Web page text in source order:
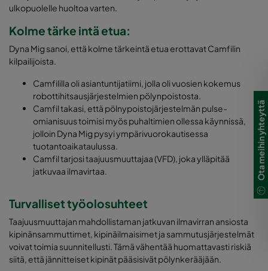
ulkopuolelle huoltoa varten.
Kolme tärke intä etua:
Dyna Mig sanoi, että kolme tärkeintä etua erottavat Camfilin
kilpailijoista.
Camfililla oli asiantuntijatiimi, jolla oli vuosien kokemus
robottihitsausjärjestelmien pölynpoistosta.
Camfil takasi, että pölnypoistojärjestelmän pulse-
omianisuus toimisi myös puhaltimien ollessa käynnissä,
jolloin Dyna Mig pysyi ympärivuorokautisessa
tuotantoaikataulussa.
Camfil tarjosi taajuusmuuttajaa (VFD), joka ylläpitää
jatkuvaa ilmavirtaa.
Turvalliset työolosuhteet
Taajuusmuuttajan mahdollistaman jatkuvan ilmavirran ansiosta
kipinänsammuttimet, kipinäilmaisimet ja sammutusjärjestelmät
voivat toimia suunnitellusti. Tämä vähentää huomattavasti riskiä
siitä, että jännitteiset kipinät pääsisivät pölynkerääjään.
Ota meihin yhteyttä